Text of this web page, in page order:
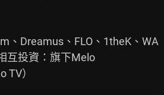
、Dreamus、FLO、1theK、WA
互投資：旗下Melo
TV）